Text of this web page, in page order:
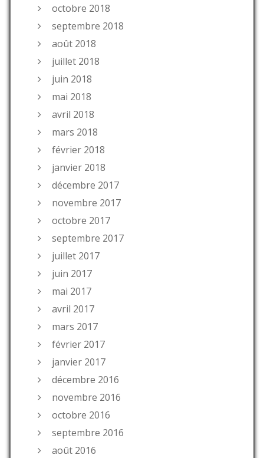
octobre 2018
septembre 2018
août 2018
juillet 2018
juin 2018
mai 2018
avril 2018
mars 2018
février 2018
janvier 2018
décembre 2017
novembre 2017
octobre 2017
septembre 2017
juillet 2017
juin 2017
mai 2017
avril 2017
mars 2017
février 2017
janvier 2017
décembre 2016
novembre 2016
octobre 2016
septembre 2016
août 2016